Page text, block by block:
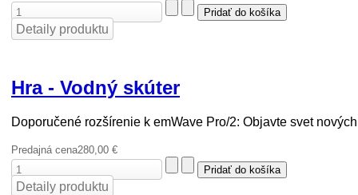
Detaily produktu
Hra - Vodný skúter
Doporučené rozšírenie k emWave Pro/2: Objavte svet
Predajná cena280,00 €
Detaily produktu